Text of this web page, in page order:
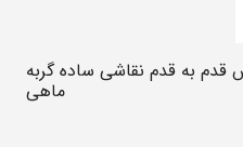
قدم به قدم نقاشی ساده گربه
ماهی